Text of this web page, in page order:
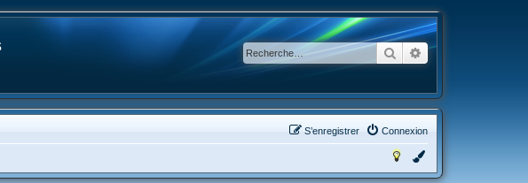
RechercherRecherche avancée
Connexion
S’enregistrer